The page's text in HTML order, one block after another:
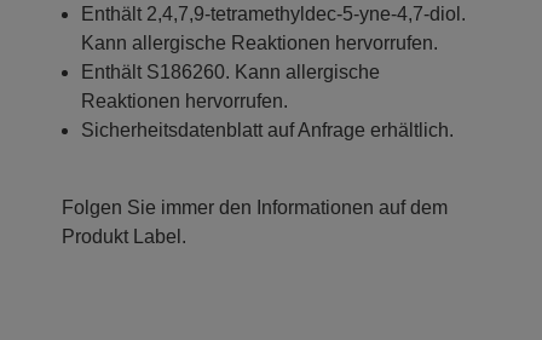
Enthält 2,4,7,9-tetramethyldec-5-yne-4,7-diol.
Kann allergische Reaktionen hervorrufen.
Enthält S186260. Kann allergische
Reaktionen hervorrufen.
Sicherheitsdatenblatt auf Anfrage erhältlich.
Folgen Sie immer den Informationen auf dem
Produkt Label.